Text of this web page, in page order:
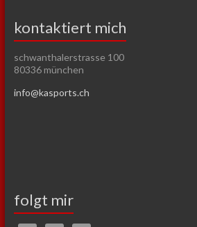
kontaktiert mich
schwanthalerstrasse 100
80336 münchen
info@kasports.ch
folgt mir